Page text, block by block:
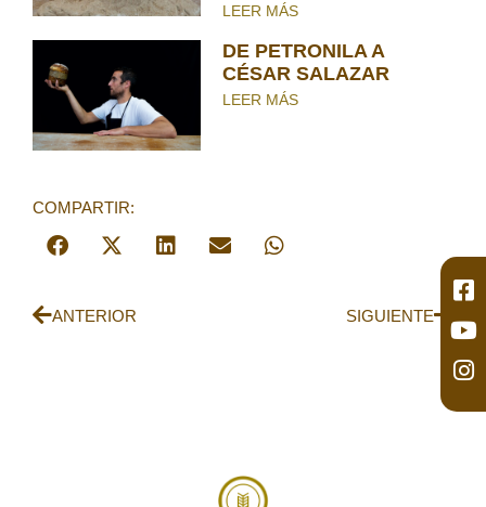
LEER MÁS
DE PETRONILA A
CÉSAR SALAZAR
LEER MÁS
COMPARTIR:
ANTERIOR SIGUIENTE